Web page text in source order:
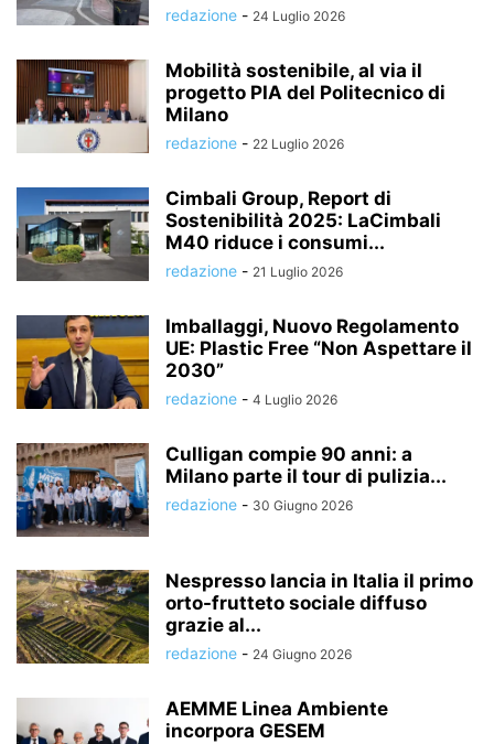
redazione - 24 Luglio 2026
Mobilità sostenibile, al via il
progetto PIA del Politecnico di
Milano
redazione - 22 Luglio 2026
Cimbali Group, Report di
Sostenibilità 2025: LaCimbali
M40 riduce i consumi...
redazione - 21 Luglio 2026
Imballaggi, Nuovo Regolamento
UE: Plastic Free “Non Aspettare il
2030”
redazione - 4 Luglio 2026
Culligan compie 90 anni: a
Milano parte il tour di pulizia...
redazione - 30 Giugno 2026
Nespresso lancia in Italia il primo
orto-frutteto sociale diffuso
grazie al...
redazione - 24 Giugno 2026
AEMME Linea Ambiente
incorpora GESEM